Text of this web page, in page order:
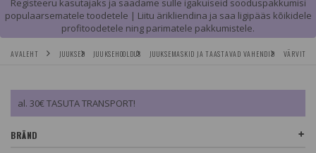
Registeeru kasutajaks ja saadame sulle igakuiseid sooduspakkumisi
populaarsematele toodetele | Liitu ärikliendina ja saa ligipääs kõikidele
profitoodetele ning parimatele pakkumistele.
AVALEHT JUUKSED JUUKSEHOOLDUS JUUKSEMASKID JA TAASTAVAD VAHENDID VÄRVITUD
al. 30€ TASUTA TRANSPORT!
BRÄND